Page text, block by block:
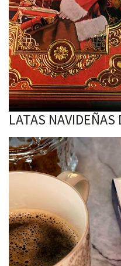
LATAS NAVIDEÑAS